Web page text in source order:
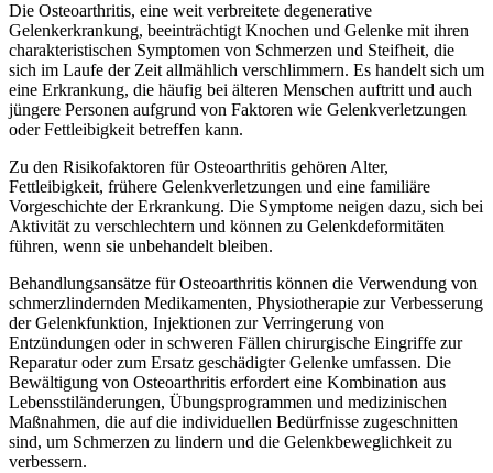
Die Osteoarthritis, eine weit verbreitete degenerative
Gelenkerkrankung, beeinträchtigt Knochen und Gelenke mit ihren
charakteristischen Symptomen von Schmerzen und Steifheit, die
sich im Laufe der Zeit allmählich verschlimmern. Es handelt sich um
eine Erkrankung, die häufig bei älteren Menschen auftritt und auch
jüngere Personen aufgrund von Faktoren wie Gelenkverletzungen
oder Fettleibigkeit betreffen kann.
Zu den Risikofaktoren für Osteoarthritis gehören Alter,
Fettleibigkeit, frühere Gelenkverletzungen und eine familiäre
Vorgeschichte der Erkrankung. Die Symptome neigen dazu, sich bei
Aktivität zu verschlechtern und können zu Gelenkdeformitäten
führen, wenn sie unbehandelt bleiben.
Behandlungsansätze für Osteoarthritis können die Verwendung von
schmerzlindernden Medikamenten, Physiotherapie zur Verbesserung
der Gelenkfunktion, Injektionen zur Verringerung von
Entzündungen oder in schweren Fällen chirurgische Eingriffe zur
Reparatur oder zum Ersatz geschädigter Gelenke umfassen. Die
Bewältigung von Osteoarthritis erfordert eine Kombination aus
Lebensstiländerungen, Übungsprogrammen und medizinischen
Maßnahmen, die auf die individuellen Bedürfnisse zugeschnitten
sind, um Schmerzen zu lindern und die Gelenkbeweglichkeit zu
verbessern.